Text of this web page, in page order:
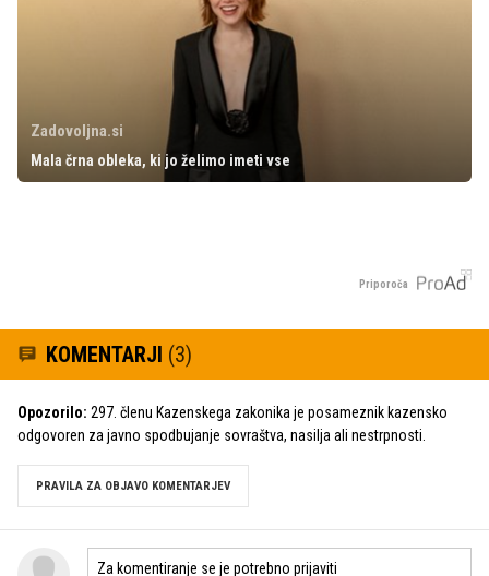
Zadovoljna.si
Mala črna obleka, ki jo želimo imeti vse
Priporoča
KOMENTARJI (3)
Opozorilo: 297. členu Kazenskega zakonika je posameznik kazensko
odgovoren za javno spodbujanje sovraštva, nasilja ali nestrpnosti.
PRAVILA ZA OBJAVO KOMENTARJEV